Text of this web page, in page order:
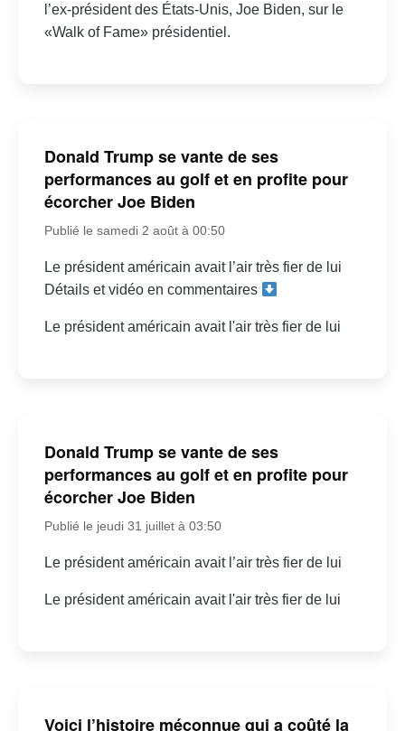
l’ex-président des États-Unis, Joe Biden, sur le
«Walk of Fame» présidentiel.
Donald Trump se vante de ses
performances au golf et en profite pour
écorcher Joe Biden
Publié le samedi 2 août à 00:50
Le président américain avait l’air très fier de lui
Détails et vidéo en commentaires
Le président américain avait l'air très fier de lui
Donald Trump se vante de ses
performances au golf et en profite pour
écorcher Joe Biden
Publié le jeudi 31 juillet à 03:50
Le président américain avait l’air très fier de lui
Le président américain avait l'air très fier de lui
Voici l’histoire méconnue qui a coûté la